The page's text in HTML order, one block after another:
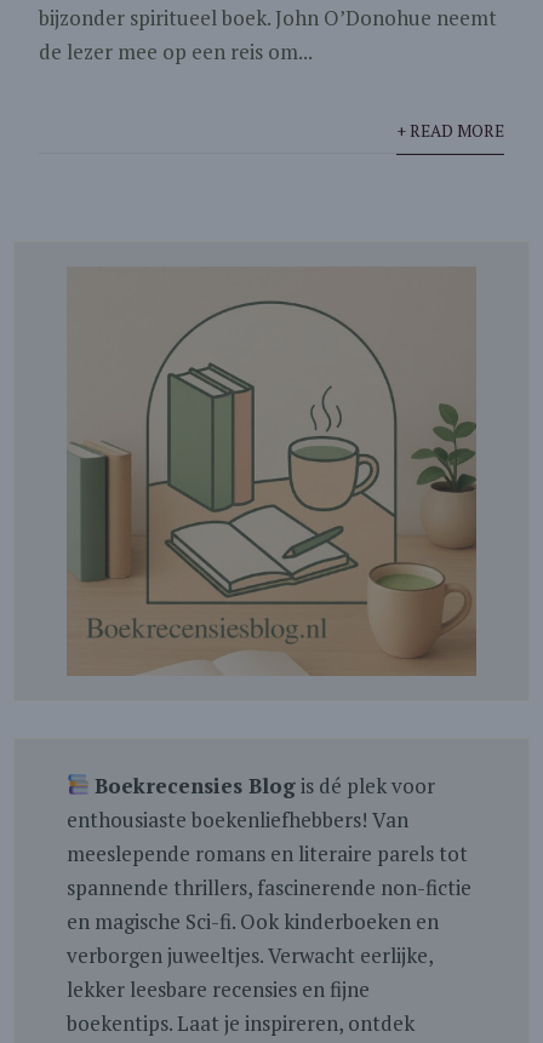
bijzonder spiritueel boek. John O’Donohue neemt
de lezer mee op een reis om...
+ READ MORE
Boekrecensies Blogis dé plek voor
enthousiaste boekenliefhebbers! Van
meeslepende romans en literaire parels tot
spannende thrillers, fascinerende non-fictie
en magische Sci-fi. Ook kinderboeken en
verborgen juweeltjes. Verwacht eerlijke,
lekker leesbare recensies en fijne
boekentips. Laat je inspireren, ontdek